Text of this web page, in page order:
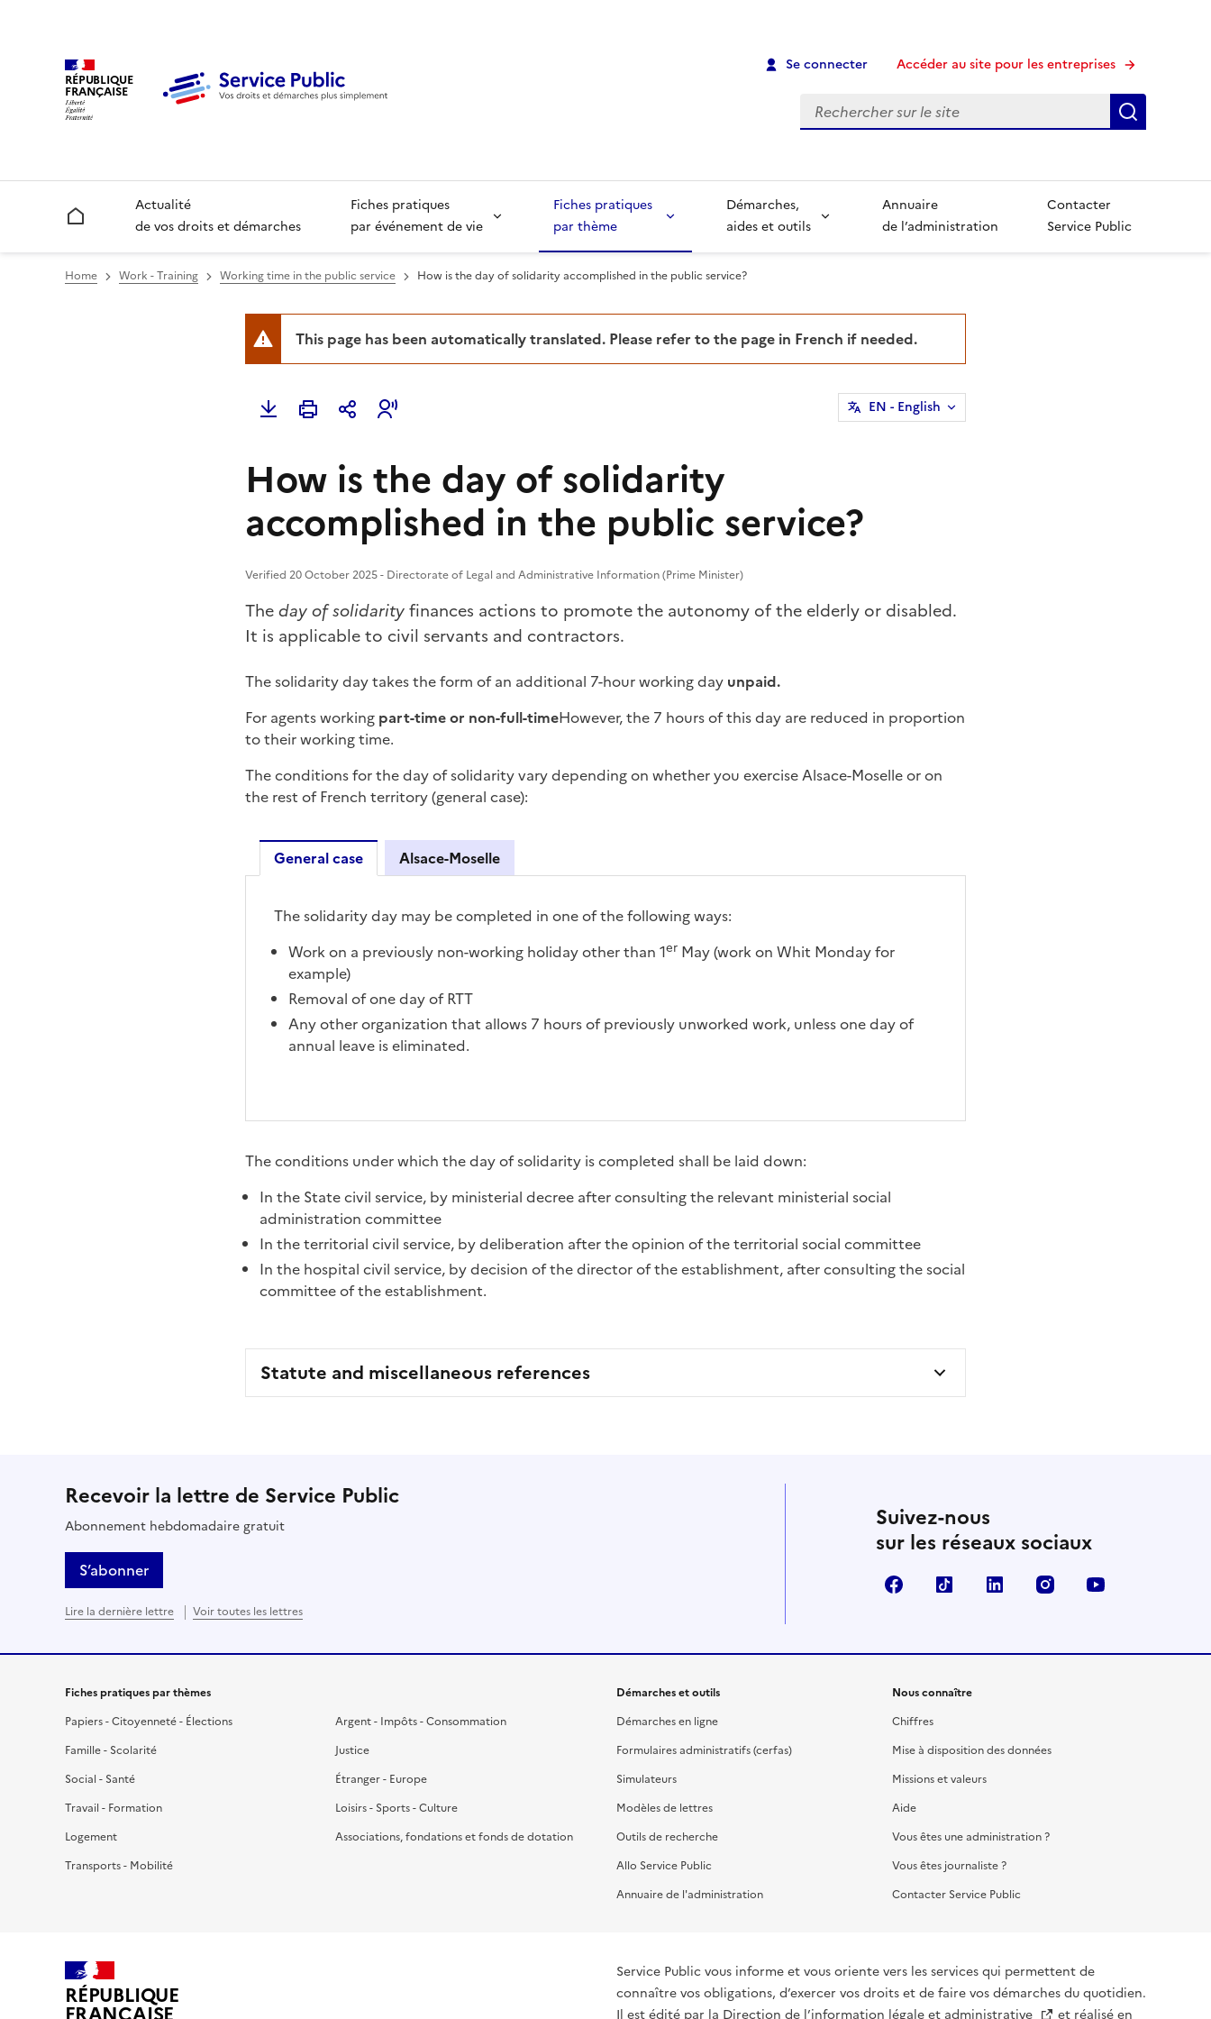
RÉPUBLIQUE
FRANÇAISE
Se connecter Accéder au site pour les entreprises
Recherche
Accueil
Actualité
de vos droits et démarches
Fiches pratiques
par événement de vie
Fiches pratiques
par thème
Démarches,
aides et outils
Annuaire
de l’administration
Contacter
Service Public
Home Work - Training Working time in the public service How is the day of solidarity accomplished in the public service?
This page has been automatically translated. Please refer to the page in French if needed.
EN - English
How is the day of solidarity
accomplished in the public service?
Verified 20 October 2025 - Directorate of Legal and Administrative Information (Prime Minister)
Theday of solidarityfinances actions to promote the autonomy of the elderly or disabled.
It is applicable to civil servants and contractors.
The solidarity day takes the form of an additional 7-hour working day unpaid.
For agents working part-time or non-full-timeHowever, the 7 hours of this day are reduced in proportion
to their working time.
The conditions for the day of solidarity vary depending on whether you exerciseAlsace-Moselleor on
the rest of French territory (general case):
General case Alsace-Moselle
General case
The solidarity day may be completed in one of the following ways:
Work on a previously non-working holiday other than 1er May (work on Whit Monday for
example)
Removal of one day of RTT
Any other organization that allows 7 hours of previously unworked work, unless one day of
annual leave is eliminated.
The conditions under which the day of solidarity is completed shall be laid down:
In the State civil service, by ministerial decree after consulting the relevant ministerial social
administration committee
In the territorial civil service, by deliberation after the opinion of the territorial social committee
In the hospital civil service, by decision of the director of the establishment, after consulting the social
committee of the establishment.
Statute and miscellaneous references
Recevoir la lettre de Service Public
Abonnement hebdomadaire gratuit
S’abonner
Lire la dernière lettre Voir toutes les lettres
Suivez-nous
sur les réseaux sociaux
FacebookTikTok LinkedIn Instagram
Fiches pratiques par thèmes
Papiers - Citoyenneté - Élections
Famille - Scolarité
Social - Santé
Travail - Formation
Logement
Transports - Mobilité
Argent - Impôts - Consommation
Justice
Étranger - Europe
Loisirs - Sports - Culture
Associations, fondations et fonds de dotation
Démarches et outils
Démarches en ligne
Formulaires administratifs (cerfas)
Simulateurs
Modèles de lettres
Outils de recherche
Allo Service Public
Annuaire de l'administration
Nous connaître
Chiffres
Mise à disposition des données
Missions et valeurs
Aide
Vous êtes une administration ?
Vous êtes journaliste ?
Contacter Service Public
RÉPUBLIQUE
Service Public vous informe et vous oriente vers les services qui permettent de
connaître vos obligations, d’exercer vos droits et de faire vos démarches du quotidien.
Il est édité par la Direction de l’information légale et administrative et réalisé en